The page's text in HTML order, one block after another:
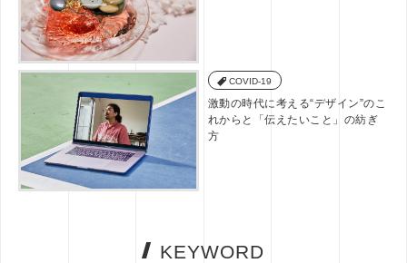
COVID-19
激動の時代に考える“デザイン”のこ
れからと「伝えたいこと」の紡ぎ
方
KEYWORD